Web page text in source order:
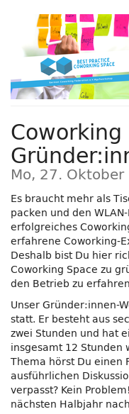
Haupt-
Inhalt
springen
Mo, 27.
Es braucht mehr als
packen und den
erfolgreiches
erfahrene Coworking-
Deshalb bist Du hier
Coworking Space zu
den Betrieb zu
Unser Gründer:innen-
statt. Er besteht aus
zwei Stunden und hat
insgesamt 12
Thema hörst Du einen
ausführlichen
verpasst? Kein
nächsten Halbjahr